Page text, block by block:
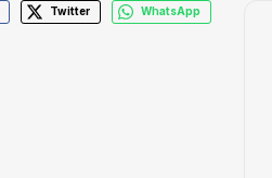
Twitter WhatsApp